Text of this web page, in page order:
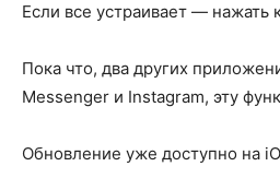
Если все устраивает — нажать
Пока что, два других
Messenger и Instagram, эту
Обновление уже доступно на